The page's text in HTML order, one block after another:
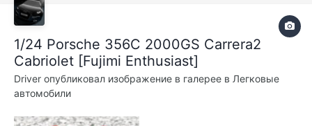
1/24 Porsche 356C 2000GS Carrera2
Cabriolet [Fujimi Enthusiast]
Driver опубликовал изображение в галерее в Легковые
автомобили